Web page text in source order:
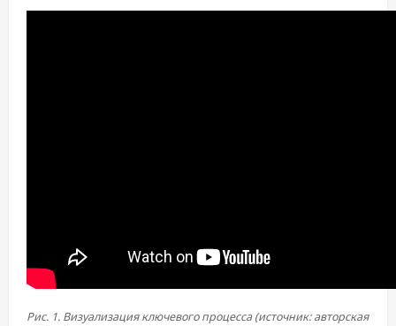
Рис. 1. Визуализация ключевого процесса (источник: авторская